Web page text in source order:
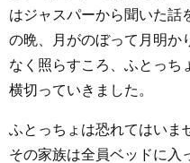
はジャスパーから聞いた話
の晩、月がのぼって月明か
なく照らすころ、ふとっち
横切っていきました。
ふとっちょは恐れてはいま
その家族は全員ベッドに入